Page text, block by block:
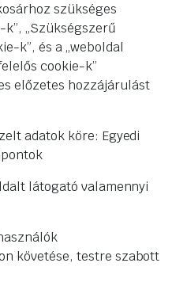
szükséges
„Szükségszerű
k”, és a „weboldal
cookie-k”
előzetes hozzájárulást
adatok köre: Egyedi
látogató valamennyi
követése, testre szabott